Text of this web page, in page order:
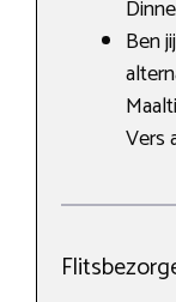
Ben
Vers